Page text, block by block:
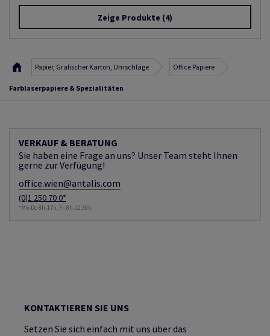
Zeige Produkte (4)
Papier, Grafischer Karton, Umschläge Office Papiere
Farblaserpapiere & Spezialitäten
VERKAUF & BERATUNG
Sie haben eine Frage an uns? Unser Team steht Ihnen
gerne zur Verfügung!
office.wien@antalis.com
(0)1 250 70 0*
*Mo-Do 8h-17h, Fr. 8h-12:30h
KONTAKTIEREN SIE UNS
Setzen Sie sich einfach mit uns über das